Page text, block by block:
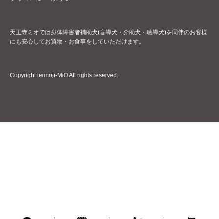
天王寺ミオでは身体障害者補助犬(盲導犬・介助犬・聴導犬)を同伴のお客様
にも安心してお買物・お食事をしていただけます。
Copyright tennoji-MiO All rights reserved.